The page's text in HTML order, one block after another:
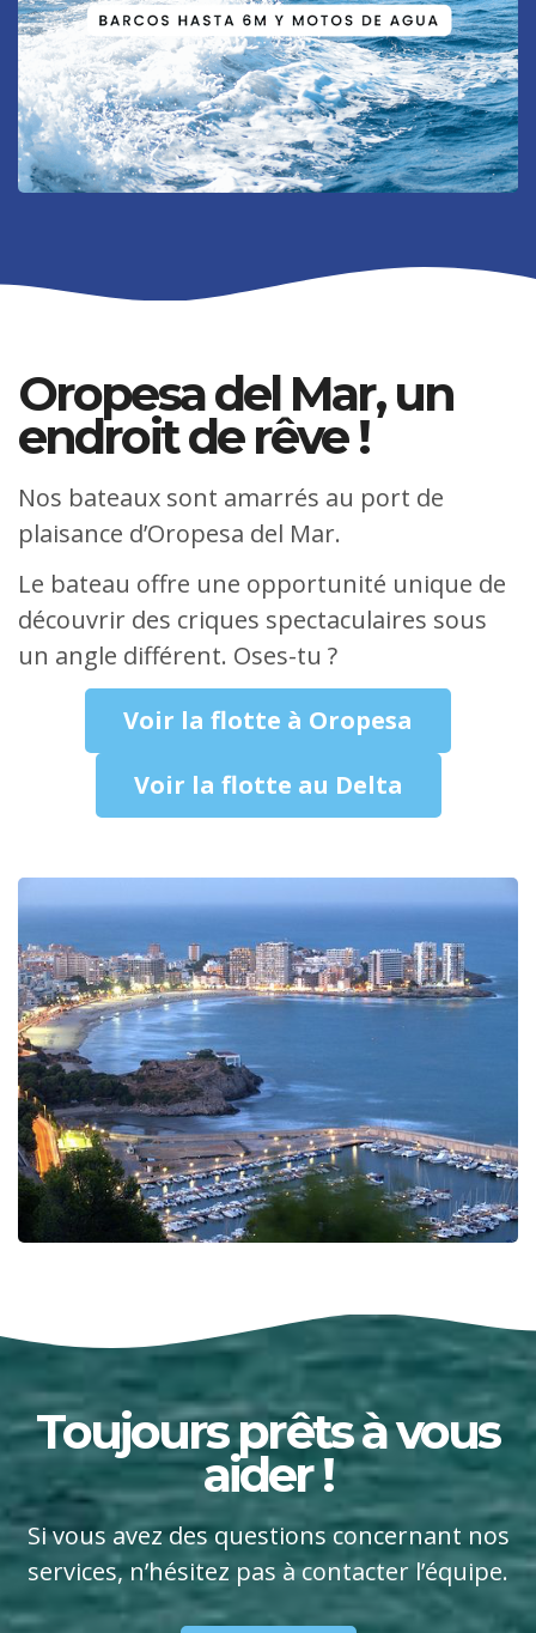
Oropesa del Mar, un
endroit de rêve !
Nos bateaux sont amarrés au port de
plaisance d’Oropesa del Mar.
Le bateau offre une opportunité unique de
découvrir des criques spectaculaires sous
un angle différent. Oses-tu ?
Voir la flotte à Oropesa
Voir la flotte au Delta
Toujours prêts à vous
aider !
Si vous avez des questions concernant nos
services, n’hésitez pas à contacter l’équipe.